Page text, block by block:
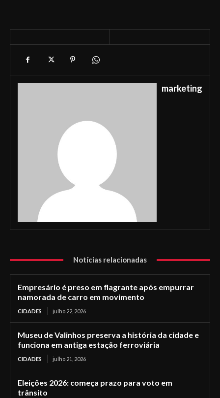
marketing
Notícias relacionadas
Empresário é preso em flagrante após empurrar
namorada de carro em movimento
CIDADES julho 22, 2026
Museu de Valinhos preserva a história da cidade e
funciona em antiga estação ferroviária
CIDADES julho 21, 2026
Eleições 2026: começa prazo para voto em
trânsito